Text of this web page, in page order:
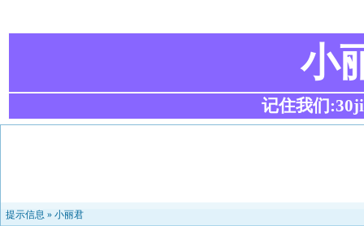
小
记住我们
提示信息 » 小丽君